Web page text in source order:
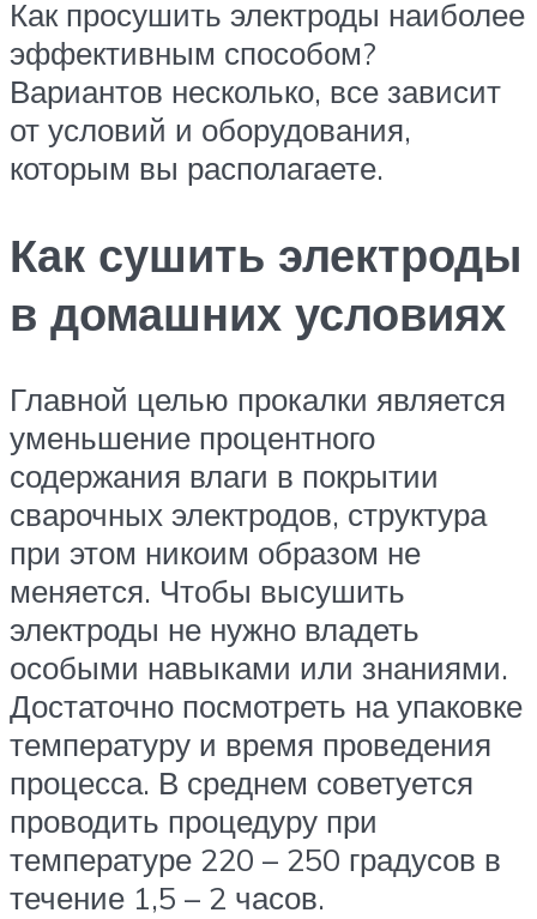
Как просушить электроды наиболее
эффективным способом?
Вариантов несколько, все зависит
от условий и оборудования,
которым вы располагаете.
Как сушить электроды
в домашних условиях
Главной целью прокалки является
уменьшение процентного
содержания влаги в покрытии
сварочных электродов, структура
при этом никоим образом не
меняется. Чтобы высушить
электроды не нужно владеть
особыми навыками или знаниями.
Достаточно посмотреть на упаковке
температуру и время проведения
процесса. В среднем советуется
проводить процедуру при
температуре 220 – 250 градусов в
течение 1,5 – 2 часов.